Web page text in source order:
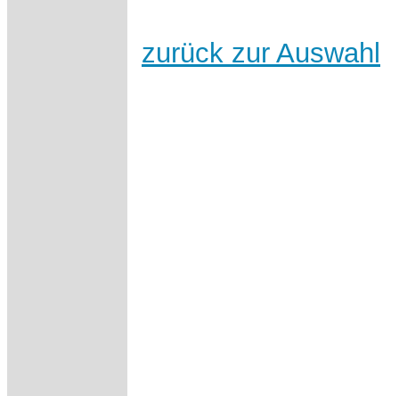
zurück zur Auswahl